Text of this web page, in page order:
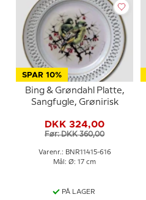
SPAR 10%
Bing & Grøndahl Platte,
Sangfugle, Grønirisk
DKK 324,00
Før: DKK 360,00
Varenr.: BNR11415-616
Mål: Ø: 17 cm
PÅ LAGER